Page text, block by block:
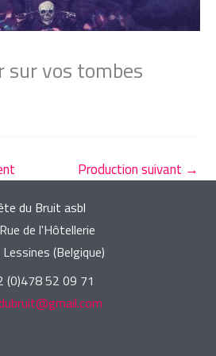
sur vos tombes
Production suivant →
du Bruit asbl
de l'Hôtellerie
(Belgique)
(0)478 52 09 71